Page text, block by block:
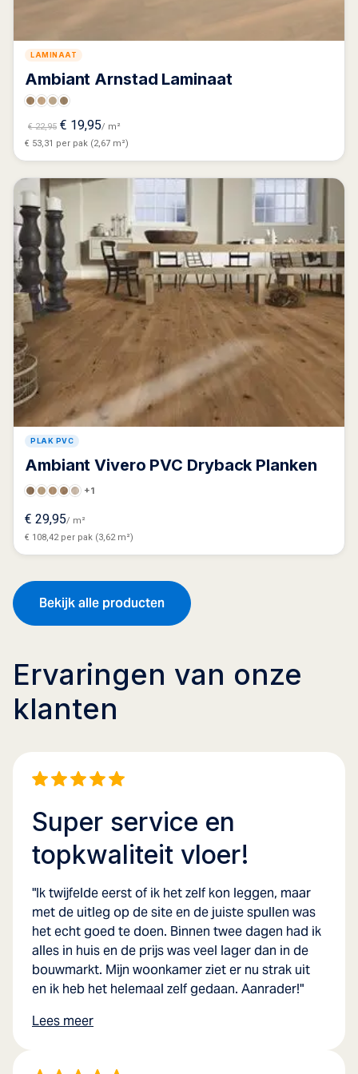
LAMINAAT
Ambiant Arnstad Laminaat
€22,95 Oorspronkelijke
prijs
was:
€ 22,95.
€ 19,95Huidige
prijs
is:
€ 19,95.
/ m²
€ 53,31 per pak (2,67 m²)
PLAK PVC
Ambiant Vivero PVC Dryback Planken
+1
€ 29,95/ m²
€ 108,42 per pak (3,62 m²)
Bekijk alle producten
Ervaringen van onze
klanten
Super service en
topkwaliteit vloer!
"Ik twijfelde eerst of ik het zelf kon leggen, maar
met de uitleg op de site en de juiste spullen was
het echt goed te doen. Binnen twee dagen had ik
alles in huis en de prijs was veel lager dan in de
bouwmarkt. Mijn woonkamer ziet er nu strak uit
en ik heb het helemaal zelf gedaan. Aanrader!"
Lees meer